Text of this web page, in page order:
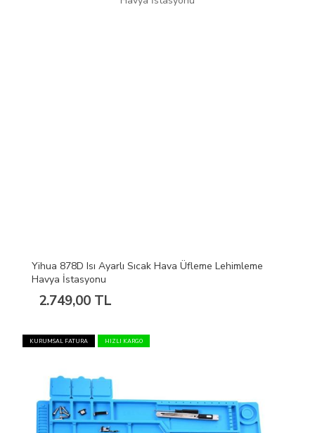
Yihua 878D Isı Ayarlı Sıcak Hava Üfleme Lehimleme
Havya İstasyonu
2.749,00 TL
KURUMSAL FATURA HIZLI KARGO